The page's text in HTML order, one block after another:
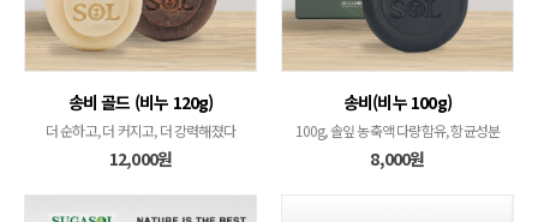
송비 골드 (비누 120g)
더 순하고, 더 커지고, 더 강력해졌다
12,000원
송비(비누 100g)
100g, 솔잎 농축액 다량함유, 항균성분
8,000원